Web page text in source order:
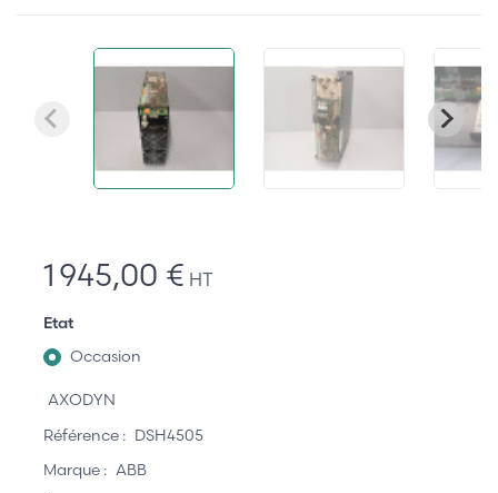
1 945,00 € HT
Etat
Occasion
AXODYN
Référence : DSH4505
Marque : ABB